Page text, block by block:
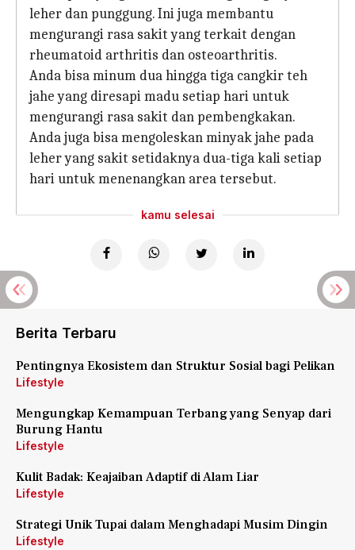
leher dan punggung. Ini juga membantu
mengurangi rasa sakit yang terkait dengan
rheumatoid arthritis dan osteoarthritis.
Anda bisa minum dua hingga tiga cangkir teh
jahe yang diresapi madu setiap hari untuk
mengurangi rasa sakit dan pembengkakan.
Anda juga bisa mengoleskan minyak jahe pada
leher yang sakit setidaknya dua-tiga kali setiap
hari untuk menenangkan area tersebut.
kamu selesai
Berita Terbaru
Pentingnya Ekosistem dan Struktur Sosial bagi Pelikan
Lifestyle
Mengungkap Kemampuan Terbang yang Senyap dari
Burung Hantu
Lifestyle
Kulit Badak: Keajaiban Adaptif di Alam Liar
Lifestyle
Strategi Unik Tupai dalam Menghadapi Musim Dingin
Lifestyle